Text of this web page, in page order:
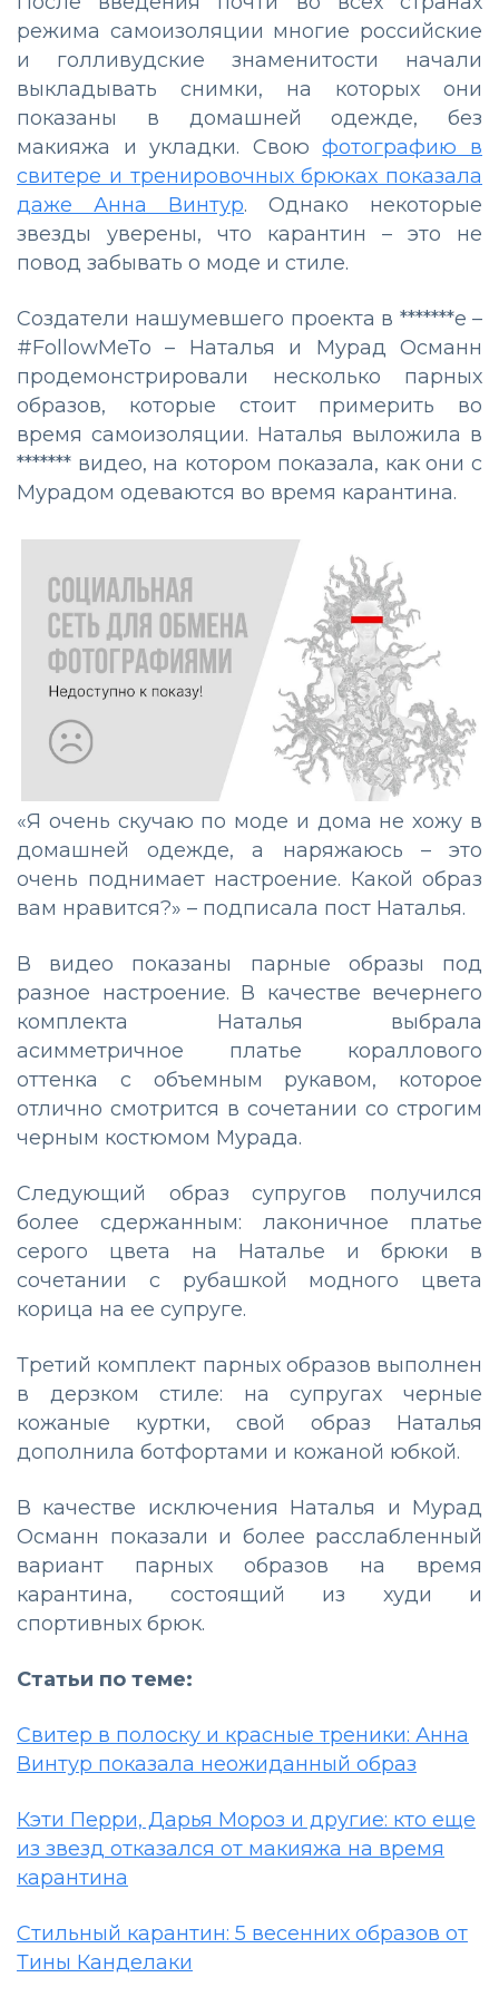
режима самоизоляции многие российские
и голливудские знаменитости начали
выкладывать снимки, на которых они
показаны в домашней одежде, без
макияжа и укладки. Своюфотографию в
свитере и тренировочных брюках показала
даже Анна Винтур. Однако некоторые
звезды уверены, что карантин – это не
повод забывать о моде и стиле.
Создатели нашумевшего проекта в *******е –
#FollowMeTo – Наталья и Мурад Османн
продемонстрировали несколько парных
образов, которые стоит примерить во
время самоизоляции. Наталья выложила в
******* видео, на котором показала, как они с
Мурадом одеваются во время карантина.
«Я очень скучаю по моде и дома не хожу в
домашней одежде, а наряжаюсь – это
очень поднимает настроение. Какой образ
вам нравится?» – подписала пост Наталья.
В видео показаны парные образы под
разное настроение. В качестве вечернего
комплекта Наталья выбрала
асимметричное платье кораллового
оттенка с объемным рукавом, которое
отлично смотрится в сочетании со строгим
черным костюмом Мурада.
Следующий образ супругов получился
более сдержанным: лаконичное платье
серого цвета на Наталье и брюки в
сочетании с рубашкой модного цвета
корица на ее супруге.
Третий комплект парных образов выполнен
в дерзком стиле: на супругах черные
кожаные куртки, свой образ Наталья
дополнила ботфортами и кожаной юбкой.
В качестве исключения Наталья и Мурад
Османн показали и более расслабленный
вариант парных образов на время
карантина, состоящий из худи и
спортивных брюк.
Статьи по теме:
Свитер в полоску и красные треники: Анна
Винтур показала неожиданный образ
Кэти Перри, Дарья Мороз и другие: кто еще
из звезд отказался от макияжа на время
карантина
Стильный карантин: 5 весенних образов от
Тины Канделаки